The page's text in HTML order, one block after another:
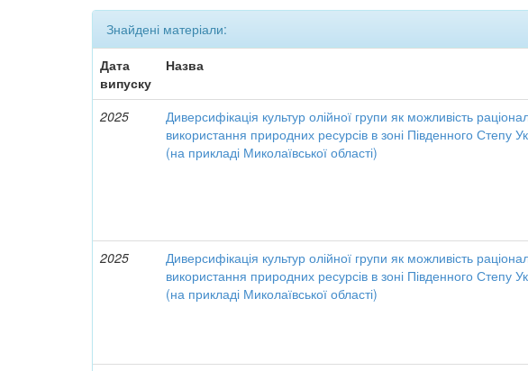
Знайдені матеріали:
Дата
випуску
Назва
2025
Диверсифікація культур олійної групи як можливість
використання природних ресурсів в зоні Південного Степу
(на прикладі Миколаївської області)
2025
Диверсифікація культур олійної групи як можливість
використання природних ресурсів в зоні Південного Степу
(на прикладі Миколаївської області)